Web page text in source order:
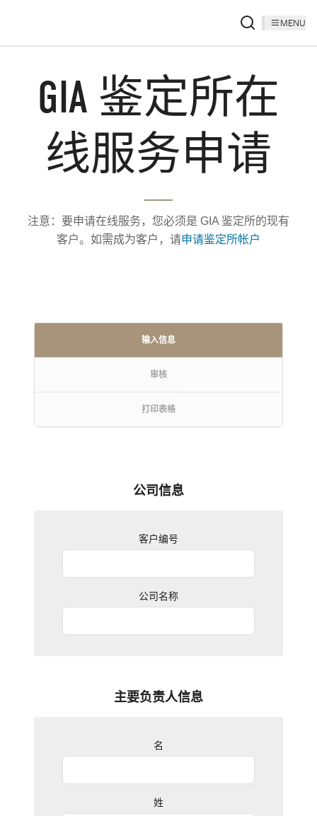
MENU
GIA 鉴定所在
线服务申请
注意：要申请在线服务，您必须是 GIA 鉴定所的现有
客户。如需成为客户，请申请鉴定所帐户
输入信息
审核
打印表格
公司信息
客户编号
公司名称
主要负责人信息
名
姓